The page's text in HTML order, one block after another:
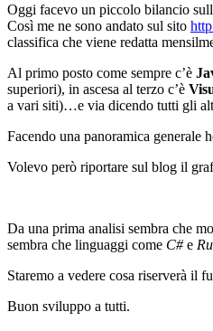
Oggi facevo un piccolo bilancio
Così me ne sono andato sul sito
classifica che viene redatta
Al primo posto come sempre c’è
superiori), in ascesa al terzo c’è
a vari siti)…e via dicendo tutti gli
Facendo una panoramica generale
Volevo però riportare sul blog il
Da una prima analisi sembra che
sembra che linguaggi come C#e
Staremo a vedere cosa riserverà il
Buon sviluppo a tutti.